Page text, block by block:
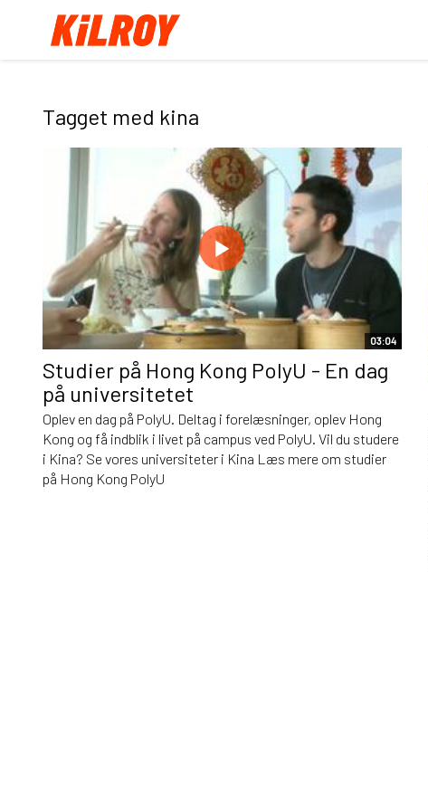
Tagget med kina
03:04
Studier på Hong Kong PolyU - En dag
på universitetet
Oplev en dag på PolyU. Deltag i forelæsninger, oplev Hong
Kong og få indblik i livet på campus ved PolyU. Vil du studere
i Kina? Se vores universiteter i Kina Læs mere om studier
på Hong Kong PolyU